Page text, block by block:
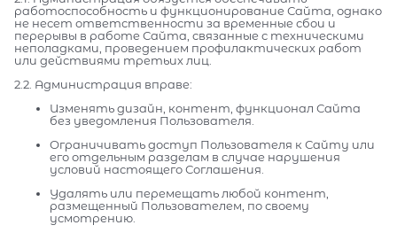
работоспособность и функционирование Сайта, однако
не несет ответственности за временные сбои и
перерывы в работе Сайта, связанные с техническими
неполадками, проведением профилактических работ
или действиями третьих лиц.
2.2. Администрация вправе:
Изменять дизайн, контент, функционал Сайта
без уведомления Пользователя.
Ограничивать доступ Пользователя к Сайту или
его отдельным разделам в случае нарушения
условий настоящего Соглашения.
Удалять или перемещать любой контент,
размещенный Пользователем, по своему
усмотрению.